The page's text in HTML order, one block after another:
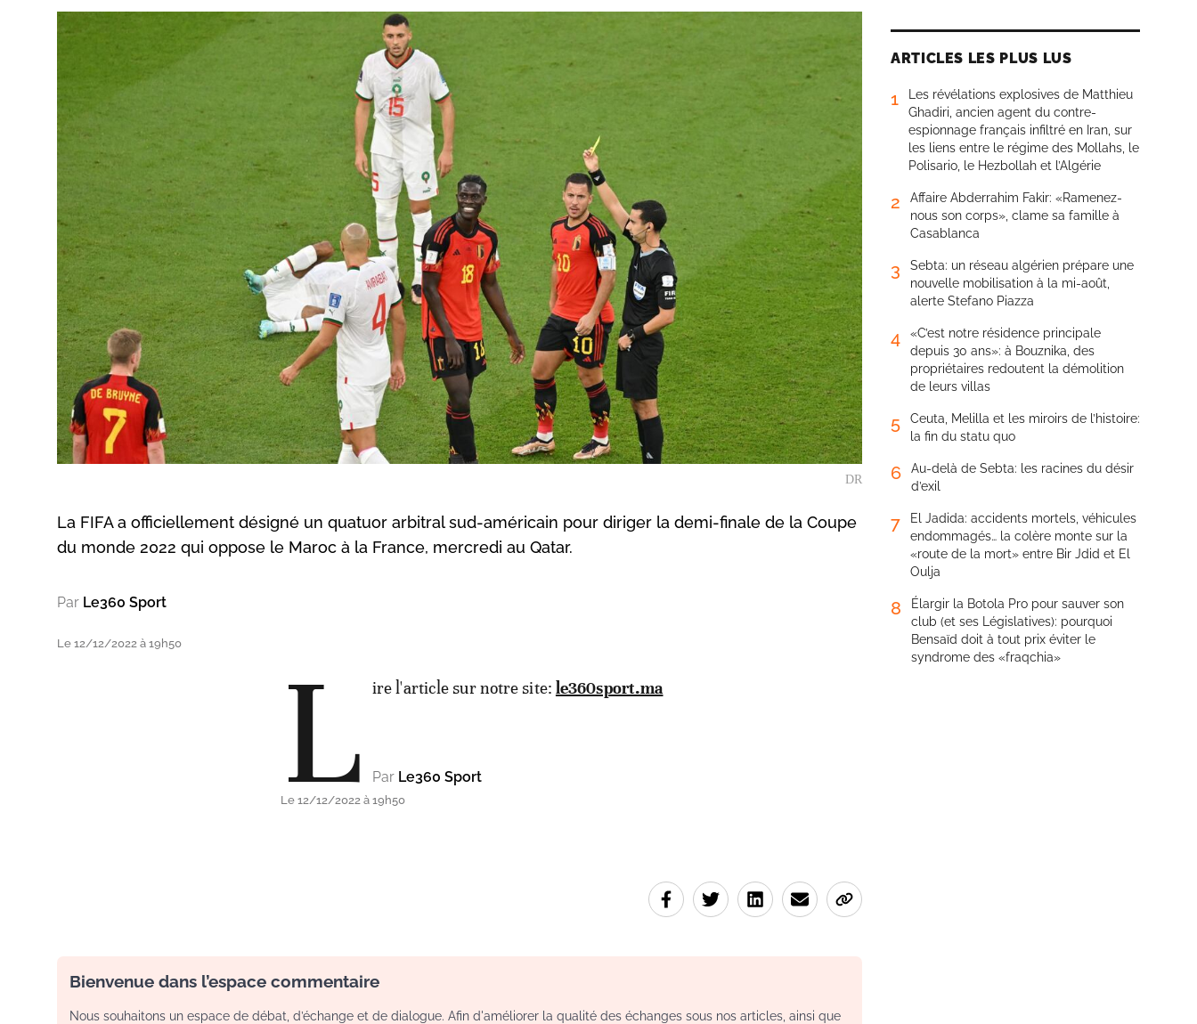
DR
La FIFA a officiellement désigné un quatuor arbitral sud-américain pour diriger la demi-finale de la Coupe
du monde 2022 qui oppose le Maroc à la France, mercredi au Qatar.
Par Le360 Sport
Le 12/12/2022 à 19h50 L ire l'article sur notre site: le360sport.ma
Par Le360 Sport
Le 12/12/2022 à 19h50
Bienvenue dans l’espace commentaire
Nous souhaitons un espace de débat, d’échange et de dialogue. Afin d'améliorer la qualité des échanges sous nos articles, ainsi que
ARTICLES LES PLUS LUS
1
Les révélations explosives de Matthieu
Ghadiri, ancien agent du contre-
espionnage français infiltré en Iran, sur
les liens entre le régime des Mollahs, le
Polisario, le Hezbollah et l’Algérie
2
Affaire Abderrahim Fakir: «Ramenez-
nous son corps», clame sa famille à
Casablanca
3
Sebta: un réseau algérien prépare une
nouvelle mobilisation à la mi-août,
alerte Stefano Piazza
4
«C’est notre résidence principale
depuis 30 ans»: à Bouznika, des
propriétaires redoutent la démolition
de leurs villas
5
Ceuta, Melilla et les miroirs de l’histoire:
la fin du statu quo
6
Au-delà de Sebta: les racines du désir
d’exil
7
El Jadida: accidents mortels, véhicules
endommagés… la colère monte sur la
«route de la mort» entre Bir Jdid et El
Oulja
8
Élargir la Botola Pro pour sauver son
club (et ses Législatives): pourquoi
Bensaïd doit à tout prix éviter le
syndrome des «fraqchia»